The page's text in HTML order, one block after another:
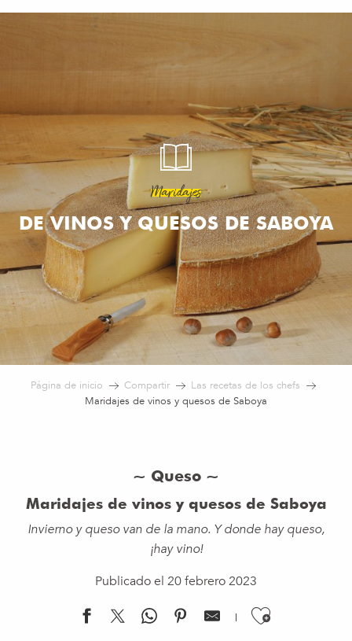
Aller
Maridajes
DE VINOS Y QUESOS DE SABOYA
Página de inicio Compartir
Las recetas de los chefs
Maridajes de vinos y quesos de Saboya
~ Queso ~
Maridajes de vinos y quesos de Saboya
Invierno y queso van de la mano. Y donde hay queso,
¡hay vino!
Publicado el 20 febrero 2023
Ajouter